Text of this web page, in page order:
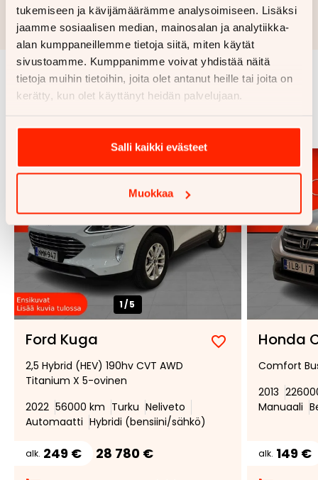
tukemiseen ja kävijämäärämme analysoimiseen. Lisäksi
jaamme sosiaalisen median, mainosalan ja analytiikka-
alan kumppaneillemme tietoja siitä, miten käytät
sivustoamme. Kumppanimme voivat yhdistää näitä
tietoja muihin tietoihin, joita olet antanut heille tai joita on
kerätty, kun olet käyttänyt heidän palvelujaan.
Salli kaikki evästeet
Muokkaa
Rahoituslaskelma on suuntaa antava ja edellyttää hyväksytyn
luottopäätöksen ja kaskovakuutuksen.
Samankaltaisia ajoneuvoja
1/5
Ford Kuga
Lisää
suosikiksi
Poista
suosikeista
2,5 Hybrid (HEV) 190hv CVT AWD
Titanium X 5-ovinen
2022 56000 km Turku Neliveto
Automaatti Hybridi (bensiini/sähkö)
alk. 249 € 28 780 €
Honda
Comfort
2013
Manuaali
alk. 149 €